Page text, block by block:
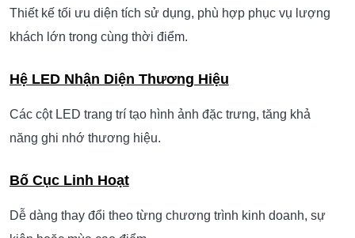
Hệ Trần Cây Xanh Treo Nghệ Thuật
Tạo bầu không khí gần gũi thiên nhiên, giảm cảm giác khô
cứng thường thấy ở các mô hình Beer Garden truyền
Không Gian Mở Sức Chứa Lớn
Thiết kế tối ưu diện tích sử dụng, phù hợp phục vụ lượng
khách lớn trong cùng thời điểm.